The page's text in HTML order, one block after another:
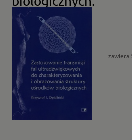
zawiera